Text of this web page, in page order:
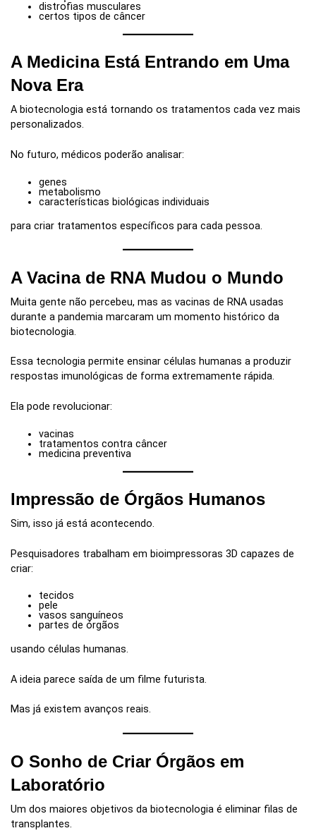
distrofias musculares
certos tipos de câncer
A Medicina Está Entrando em Uma
Nova Era
A biotecnologia está tornando os tratamentos cada vez mais
personalizados.
No futuro, médicos poderão analisar:
genes
metabolismo
características biológicas individuais
para criar tratamentos específicos para cada pessoa.
A Vacina de RNA Mudou o Mundo
Muita gente não percebeu, mas as vacinas de RNA usadas
durante a pandemia marcaram um momento histórico da
biotecnologia.
Essa tecnologia permite ensinar células humanas a produzir
respostas imunológicas de forma extremamente rápida.
Ela pode revolucionar:
vacinas
tratamentos contra câncer
medicina preventiva
Impressão de Órgãos Humanos
Sim, isso já está acontecendo.
Pesquisadores trabalham em bioimpressoras 3D capazes de
criar:
tecidos
pele
vasos sanguíneos
partes de órgãos
usando células humanas.
A ideia parece saída de um filme futurista.
Mas já existem avanços reais.
O Sonho de Criar Órgãos em
Laboratório
Um dos maiores objetivos da biotecnologia é eliminar filas de
transplantes.